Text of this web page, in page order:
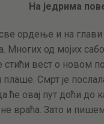
На једрима
ордење и на
Многих од мојих
вест о новом
Смрт је
ће овај пут доћи
враћа. Зато и